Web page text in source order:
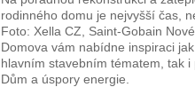
rodinného domu je nejvyšší čas,
Foto: Xella CZ, Saint-Gobain
Domova vám nabídne inspiraci
hlavním stavebním tématem, tak i
Dům a úspory energie.